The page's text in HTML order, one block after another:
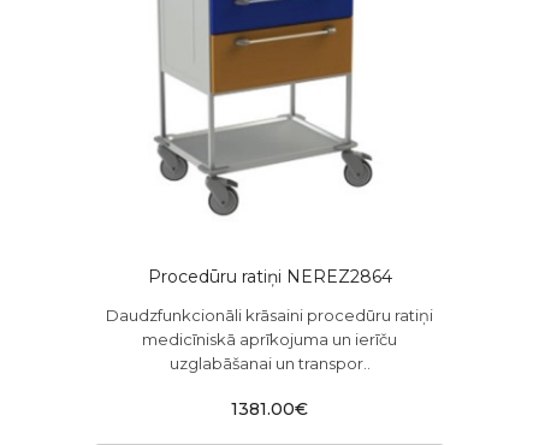
Procedūru ratiņi NEREZ2864
Daudzfunkcionāli krāsaini procedūru ratiņi
medicīniskā aprīkojuma un ierīču
uzglabāšanai un transpor..
1381.00€